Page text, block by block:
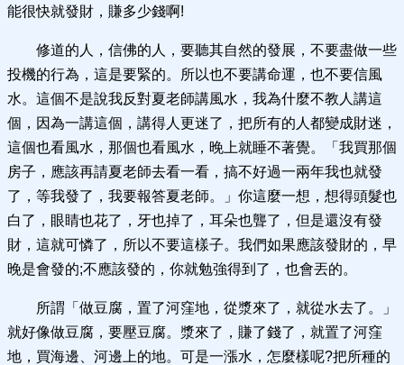
能很快就發財，賺多少錢啊!
修道的人，信佛的人，要聽其自然的發展，不要盡做一些
投機的行為，這是要緊的。所以也不要講命運，也不要信風
水。這個不是說我反對夏老師講風水，我為什麼不教人講這
個，因為一講這個，講得人更迷了，把所有的人都變成財迷，
這個也看風水，那個也看風水，晚上就睡不著覺。「我買那個
房子，應該再請夏老師去看一看，搞不好過一兩年我也就發
了，等我發了，我要報答夏老師。」你這麼一想，想得頭髮也
白了，眼睛也花了，牙也掉了，耳朵也聾了，但是還沒有發
財，這就可憐了，所以不要這樣子。我們如果應該發財的，早
晚是會發的;不應該發的，你就勉強得到了，也會丟的。
所謂「做豆腐，置了河窪地，從漿來了，就從水去了。」
就好像做豆腐，要壓豆腐。漿來了，賺了錢了，就置了河窪
地，買海邊、河邊上的地。可是一漲水，怎麼樣呢?把所種的